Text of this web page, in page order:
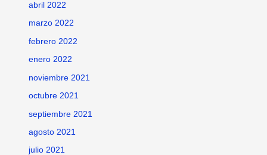
abril 2022
marzo 2022
febrero 2022
enero 2022
noviembre 2021
octubre 2021
septiembre 2021
agosto 2021
julio 2021